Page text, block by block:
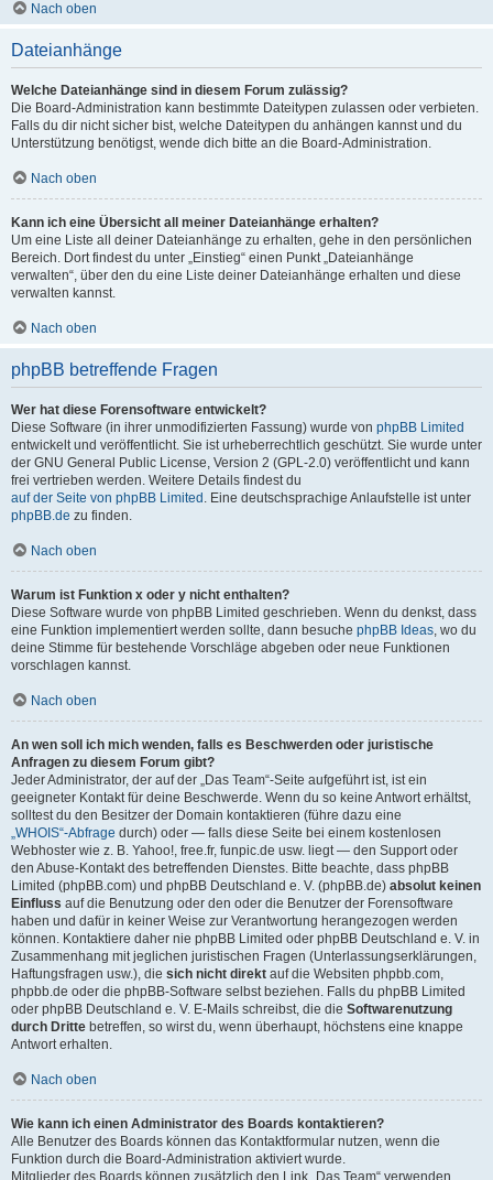
Nach oben
Dateianhänge
Welche Dateianhänge sind in diesem Forum zulässig?
Die Board-Administration kann bestimmte Dateitypen zulassen oder verbieten.
Falls du dir nicht sicher bist, welche Dateitypen du anhängen kannst und du
Unterstützung benötigst, wende dich bitte an die Board-Administration.
Nach oben
Kann ich eine Übersicht all meiner Dateianhänge erhalten?
Um eine Liste all deiner Dateianhänge zu erhalten, gehe in den persönlichen
Bereich. Dort findest du unter „Einstieg“ einen Punkt „Dateianhänge
verwalten“, über den du eine Liste deiner Dateianhänge erhalten und diese
verwalten kannst.
Nach oben
phpBB betreffende Fragen
Wer hat diese Forensoftware entwickelt?
Diese Software (in ihrer unmodifizierten Fassung) wurde von phpBB Limited
entwickelt und veröffentlicht. Sie ist urheberrechtlich geschützt. Sie wurde unter
der GNU General Public License, Version 2 (GPL-2.0) veröffentlicht und kann
frei vertrieben werden. Weitere Details findest du
auf der Seite von phpBB Limited . Eine deutschsprachige Anlaufstelle ist unter
phpBB.de zu finden.
Nach oben
Warum ist Funktion x oder y nicht enthalten?
Diese Software wurde von phpBB Limited geschrieben. Wenn du denkst, dass
eine Funktion implementiert werden sollte, dann besuche phpBB Ideas, wo du
deine Stimme für bestehende Vorschläge abgeben oder neue Funktionen
vorschlagen kannst.
Nach oben
An wen soll ich mich wenden, falls es Beschwerden oder juristische
Anfragen zu diesem Forum gibt?
Jeder Administrator, der auf der „Das Team“-Seite aufgeführt ist, ist ein
geeigneter Kontakt für deine Beschwerde. Wenn du so keine Antwort erhältst,
solltest du den Besitzer der Domain kontaktieren (führe dazu eine
„WHOIS“-Abfrage durch) oder — falls diese Seite bei einem kostenlosen
Webhoster wie z. B. Yahoo!, free.fr, funpic.de usw. liegt — den Support oder
den Abuse-Kontakt des betreffenden Dienstes. Bitte beachte, dass phpBB
Limited (phpBB.com) und phpBB Deutschland e. V. (phpBB.de) absolut keinen
Einfluss auf die Benutzung oder den oder die Benutzer der Forensoftware
haben und dafür in keiner Weise zur Verantwortung herangezogen werden
können. Kontaktiere daher nie phpBB Limited oder phpBB Deutschland e. V. in
Zusammenhang mit jeglichen juristischen Fragen (Unterlassungserklärungen,
Haftungsfragen usw.), die sich nicht direkt auf die Websiten phpbb.com,
phpbb.de oder die phpBB-Software selbst beziehen. Falls du phpBB Limited
oder phpBB Deutschland e. V. E-Mails schreibst, die die Softwarenutzung
durch Dritte betreffen, so wirst du, wenn überhaupt, höchstens eine knappe
Antwort erhalten.
Nach oben
Wie kann ich einen Administrator des Boards kontaktieren?
Alle Benutzer des Boards können das Kontaktformular nutzen, wenn die
Funktion durch die Board-Administration aktiviert wurde.
Mitglieder des Boards können zusätzlich den Link „Das Team“ verwenden.